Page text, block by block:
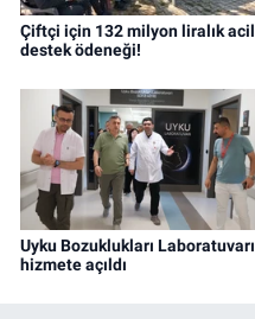
Çiftçi için 132 milyon liralık acil
destek ödeneği!
Uyku Bozuklukları Laboratuvarı
hizmete açıldı